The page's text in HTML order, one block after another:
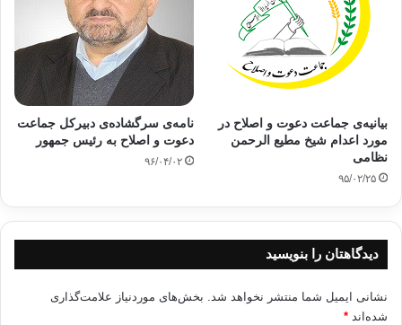
بيانيه جماعت دعوت و اصلاح
جماعت دعوت و اصلاح حادثه منا
کپی آدرس
بیانیه‌ی جماعت دعوت و اصلاح در
مورد اعدام شیخ مطیع الرحمن
نظامی
۹۵/۰۲/۲۵
نامه‌‌ی سرگشاده‌ی دبیرکل جماعت
دعوت و اصلاح به رئیس جمهور
۹۶/۰۴/۰۲
دیدگاهتان را بنویسید
نشانی ایمیل شما منتشر نخواهد شد. بخش‌های موردنیاز علامت‌گذاری
شده‌اند *